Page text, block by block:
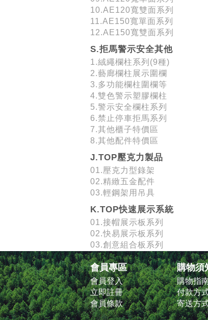
10.AE120寬雙面系列
11.AE150寬單面系列
12.AE150寬雙面系列
S.拒馬警示安全其他
1.絨繩欄柱系列(9種)
2.藝廊欄柱展示圍欄
3.多功能欄柱圍欄等
4.雙色警示塑膠欄柱
5.警示安全欄柱系列
6.禁止停車拒馬系列
7.其他櫃子特價區
8.其他配件特價區
J.TOP壓克力製品
01.壓克力型錄架
02.精緻五金配件
03.輕鋼架用吊具
K.TOP快速展示系統
01.接帽展示板系列
02.快易展示板系列
03.創意組合板系列
會員專區
會員登入
立即註冊
會員條款
購物須
購物指
付款方
寄送方